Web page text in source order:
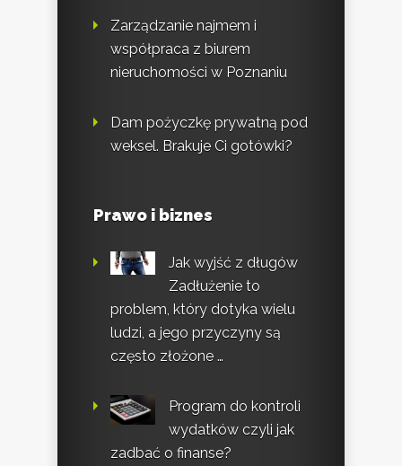
Zarządzanie najmem i
współpraca z biurem
nieruchomości w Poznaniu
Dam pożyczkę prywatną pod
weksel. Brakuje Ci gotówki?
Prawo i biznes
Jak wyjść z długów
Zadłużenie to
problem, który dotyka wielu
ludzi, a jego przyczyny są
często złożone …
Program do kontroli
wydatków czyli jak
zadbać o finanse?